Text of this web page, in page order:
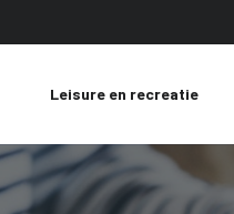
Leisure en recreatie